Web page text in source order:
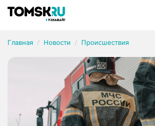
Главная Новости Происшествия